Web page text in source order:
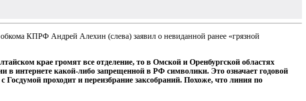
КПРФ Андрей Алехин (слева) заявил о невиданной ранее «грязной
крае громят все отделение, то в Омской и Оренбургской областях
в интернете какой-либо запрещенной в РФ символики. Это означает годовой
проходит и переизбрание заксобраний. Похоже, что линия по